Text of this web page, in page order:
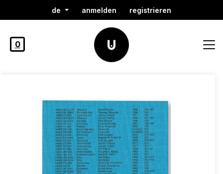
de anmelden registrieren
0